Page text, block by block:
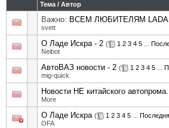
Тема / Автор
Важно: ВСЕМ ЛЮБИТЕЛЯМ
svett
О Ладе Искра - 2 ( 1 2 3 4 5
Neibot
АвтоВАЗ новости - 2 ( 1 2 3 4 5
mig-quick
Новости НЕ китайского автопрома.
More
О Ладе Искра ( 1 2 3 4 5
OFA